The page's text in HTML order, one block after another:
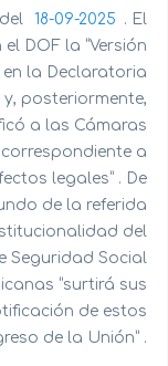
18-09-2025 . El
DOF la “Versión
en la Declaratoria
y, posteriormente,
a las Cámaras
a
legales” . De
de la referida
del
Seguridad Social
“surtirá sus
de estos
de la Unión” .